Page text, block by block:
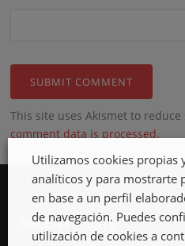
This site uses Akismet to reduce
comment data is processed.
RECENT POSTS
Utilizamos cookies propias
analíticos y para mostrarte
en base a un perfil
de navegación. Puedes
utilización de cookies a